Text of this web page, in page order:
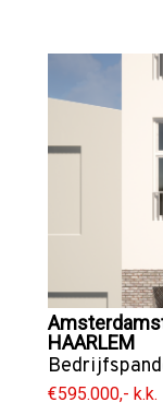
HAARLEM
€595.000,- k.k.